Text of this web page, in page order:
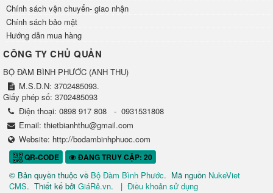
Chính sách vận chuyển- giao nhận
Chính sách bảo mật
Hướng dẫn mua hàng
CÔNG TY CHỦ QUẢN
BỘ ĐÀM BÌNH PHƯỚC (ANH THU)
M.S.D.N: 3702485093.
Giấy phép số: 3702485093
Điện thoại: 0898 917 808 - 0931531808
Email: thietbianhthu@gmail.com
Website: http://bodambinhphuoc.com
QR-CODE ĐANG TRUY CẬP: 20
© Bản quyền thuộc về Bộ Đàm Bình Phước. Mã nguồn NukeViet
CMS. Thiết kế bởi GiáRẻ.vn. | Điều khoản sử dụng